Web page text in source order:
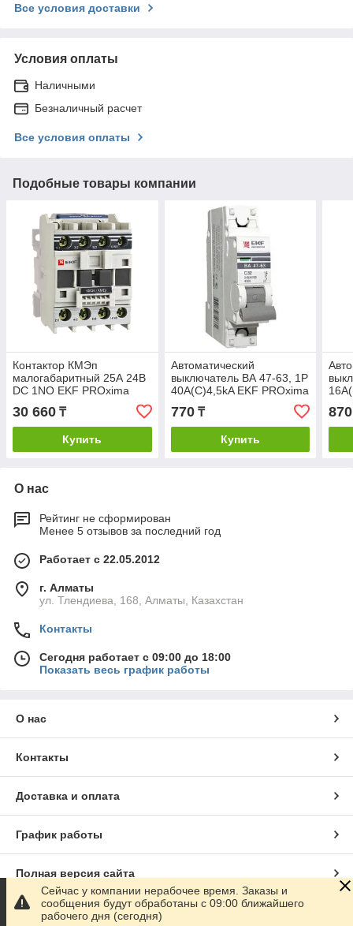
Все условия доставки
Условия оплаты
Наличными
Безналичный расчет
Все условия оплаты
Подобные товары компании
Контактор КМЭп
малогабаритный 25А 24В
DC 1NO EKF PROxima
30 660 ₸
Купить
Автоматический
выключатель ВА 47-63, 1P
40А(С)4,5kA EKF PROxima
770₸
Купить
870
О нас
Рейтинг не сформирован
Менее 5 отзывов за последний год
Работает с 22.05.2012
г. Алматы
ул. Тлендиева, 168, Алматы, Казахстан
Контакты
Сегодня работает с 09:00 до 18:00
Показать весь график работы
О нас
Контакты
Доставка и оплата
График работы
Полная версия сайта
Сайт создан на маркетплейсе
Сейчас у компании нерабочее время. Заказы и
сообщения будут обработаны с 09:00 ближайшего
рабочего дня (сегодня)